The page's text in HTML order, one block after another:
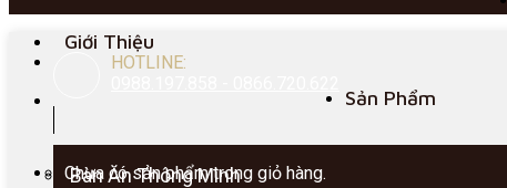
HOTLINE:
Chưa có sản phẩm trong giỏ hàng.
Giới Thiệu
Sản Phẩm
Bàn Ăn Thông Minh